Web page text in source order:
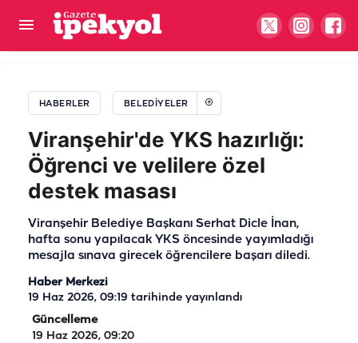
HABERLER BELEDIYELER
Viranşehir'de YKS hazırlığı:
Öğrenci ve velilere özel
destek masası
Viranşehir Belediye Başkanı Serhat Dicle İnan,
hafta sonu yapılacak YKS öncesinde yayımladığı
mesajla sınava girecek öğrencilere başarı diledi.
Haber Merkezi
19 Haz 2026, 09:19 tarihinde yayınlandı
Güncelleme
19 Haz 2026, 09:20
Şanlıurfa’da eğitime büyük destek! 2 bin 500